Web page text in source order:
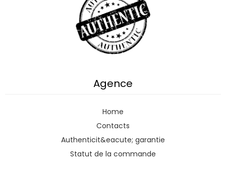
Agence
Home
Contacts
Authenticit&eacute; garantie
Statut de la commande